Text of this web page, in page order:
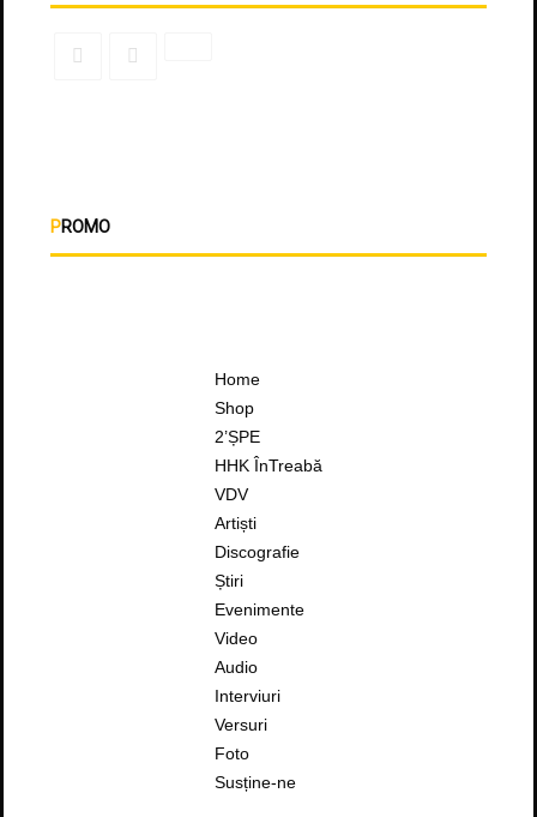
PROMO
Home
Shop
2’ȘPE
HHK ÎnTreabă
VDV
Artiști
Discografie
Știri
Evenimente
Video
Audio
Interviuri
Versuri
Foto
Susține-ne